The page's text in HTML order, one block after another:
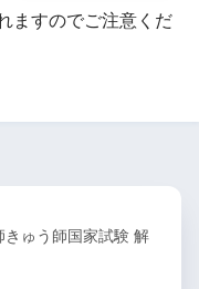
ますのでご注意くだ
ゅう師国家試験 解